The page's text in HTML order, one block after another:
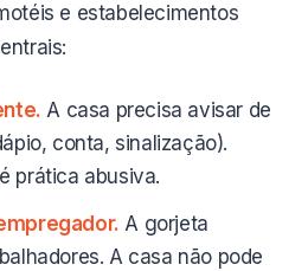
e estabelecimentos
A casa precisa avisar de
conta, sinalização).
prática abusiva.
A gorjeta
A casa não pode